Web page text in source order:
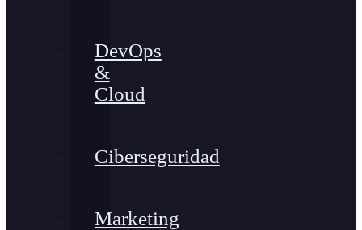
DevOps
&
Cloud
Ciberseguridad
Marketing